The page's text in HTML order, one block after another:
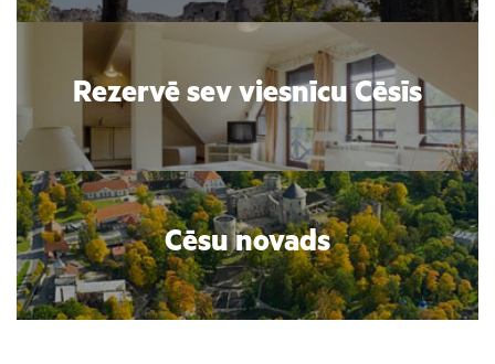
Rezervē sev viesnīcu Cēsīs
Cēsu novads